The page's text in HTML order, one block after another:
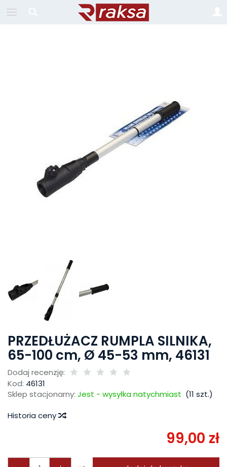
PRZEDŁUŻACZ RUMPLA SILNIKA,
65-100 cm, Ø 45-53 mm, 46131
Dodaj recenzję:
Kod: 46131
Sklep stacjonarny: Jest - wysyłka natychmiast (11 szt.)
Historia ceny
99,00 zł